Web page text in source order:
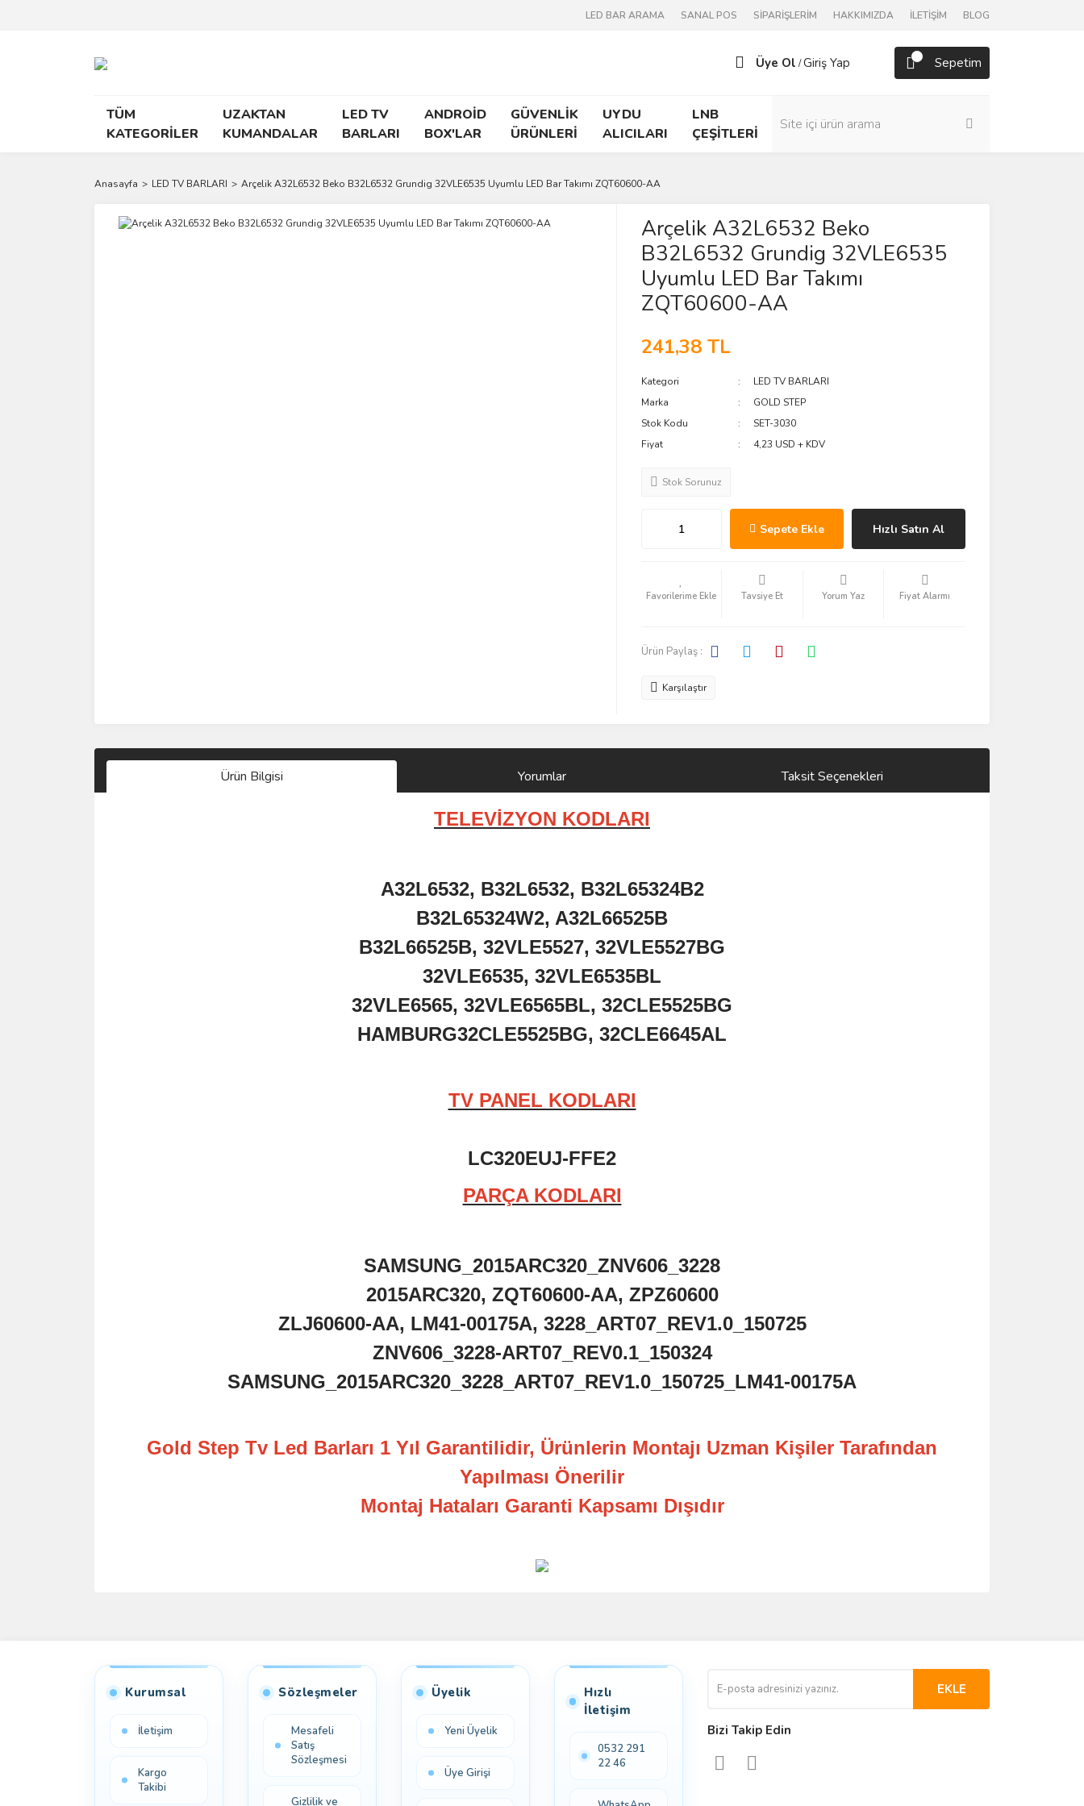
LED BAR ARAMA SANAL POS SİPARİŞLERİM HAKKIMIZDA İLETİŞİM BLOG
Üye Ol /Giriş Yap Sepetim
TÜM
KATEGORİLER
UZAKTAN
KUMANDALAR
LED TV
BARLARI
ANDROİD
BOX'LAR
GÜVENLİK
ÜRÜNLERİ
UYDU
ALICILARI
LNB
ÇEŞİTLERİ
Anasayfa LED TV BARLARI Arçelik A32L6532 Beko B32L6532 Grundig 32VLE6535 Uyumlu LED Bar Takımı ZQT60600-AA
Arçelik A32L6532 Beko
B32L6532 Grundig 32VLE6535
Uyumlu LED Bar Takımı
ZQT60600-AA
241,38 TL
Kategori
LED TV BARLARI
Marka
GOLD STEP
Stok Kodu
SET-3030
Fiyat
4,23 USD + KDV
Stok Sorunuz
Sepete Ekle Hızlı Satın Al
Tavsiye Et Yorum Yaz Fiyat Alarmı
Ürün Paylaş :
Karşılaştır
Ürün Bilgisi Yorumlar Taksit Seçenekleri
TELEVİZYON KODLARI
A32L6532, B32L6532, B32L65324B2
B32L65324W2, A32L66525B
B32L66525B, 32VLE5527, 32VLE5527BG
32VLE6535, 32VLE6535BL
32VLE6565, 32VLE6565BL, 32CLE5525BG
HAMBURG32CLE5525BG, 32CLE6645AL
TV PANEL KODLARI
LC320EUJ-FFE2
PARÇA KODLARI
SAMSUNG_2015ARC320_ZNV606_3228
2015ARC320, ZQT60600-AA, ZPZ60600
ZLJ60600-AA, LM41-00175A, 3228_ART07_REV1.0_150725
ZNV606_3228-ART07_REV0.1_150324
SAMSUNG_2015ARC320_3228_ART07_REV1.0_150725_LM41-00175A
Gold Step Tv Led Barları 1 Yıl Garantilidir, Ürünlerin Montajı Uzman Kişiler Tarafından
Yapılması Önerilir
Montaj Hataları Garanti Kapsamı Dışıdır
Kurumsal
İletişim
Kargo
Takibi
Sözleşmeler
Mesafeli
Satış
Sözleşmesi
Gizlilik ve
Üyelik
Yeni Üyelik
Üye Girişi
Hızlı
İletişim
0532 291
22 46
EKLE
Bizi Takip Edin